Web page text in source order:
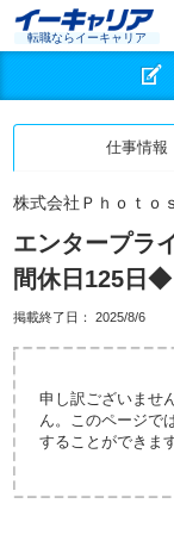
転職ならイーキャリア
仕事情報
株式会社Ｐｈｏｔｏ
エンタープラ
間休日125日
掲載終了日： 2025/8/6
申し訳ございませ
ん。このページで
することができます